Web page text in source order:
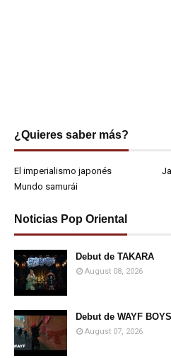
¿Quieres saber más?
El imperialismo japonés
Mundo samurái
Noticias Pop Oriental
Debut de TAKARA
August 08, 2026
Debut de WAYF BOYS
August 07, 2026